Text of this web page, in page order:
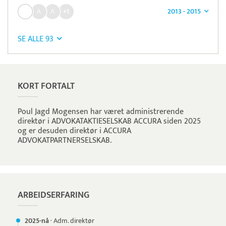
2013 - 2015
+1
SE ALLE 93
KORT FORTALT
Poul Jagd Mogensen har været administrerende
direktør i ADVOKATAKTIESELSKAB ACCURA siden 2025
og er desuden direktør i ACCURA
ADVOKATPARTNERSELSKAB.
ARBEIDSERFARING
2025-nå·Adm. direktør